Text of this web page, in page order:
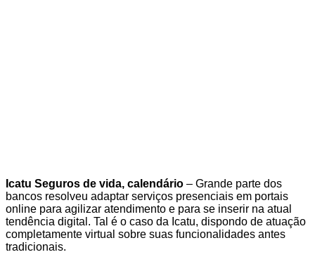
Icatu Seguros de vida, calendário – Grande parte dos
bancos resolveu adaptar serviços presenciais em portais
online para agilizar atendimento e para se inserir na atual
tendência digital. Tal é o caso da Icatu, dispondo de atuação
completamente virtual sobre suas funcionalidades antes
tradicionais.